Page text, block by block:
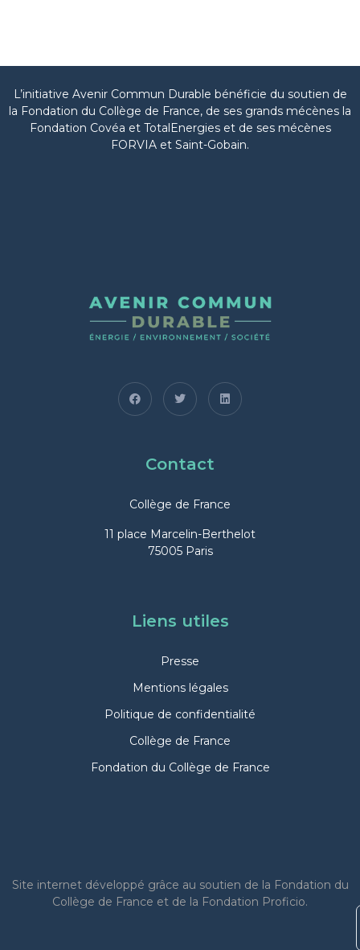
L’initiative Avenir Commun Durable bénéficie du soutien de
la Fondation du Collège de France, de ses grands mécènes la
Fondation Covéa et TotalEnergies et de ses mécènes
FORVIA et Saint-Gobain.
Contact
Collège de France
11 place Marcelin-Berthelot
75005 Paris
Liens utiles
Presse
Mentions légales
Politique de confidentialité
Collège de France
Fondation du Collège de France
Site internetdéveloppé grâce au soutien de la Fondation du
Collège de France et de la Fondation Proficio.